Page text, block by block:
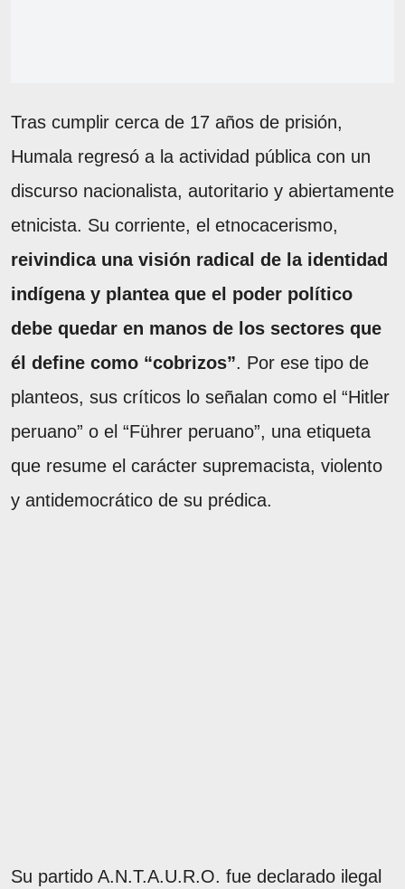
Tras cumplir cerca de 17 años de prisión,
Humala regresó a la actividad pública con un
discurso nacionalista, autoritario y abiertamente
etnicista. Su corriente, el etnocacerismo,
reivindica una visión radical de la identidad
indígena y plantea que el poder político
debe quedar en manos de los sectores que
él define como “cobrizos”. Por ese tipo de
planteos, sus críticos lo señalan como el “Hitler
peruano” o el “Führer peruano”, una etiqueta
que resume el carácter supremacista, violento
y antidemocrático de su prédica.
Su partido A.N.T.A.U.R.O. fue declarado ilegal